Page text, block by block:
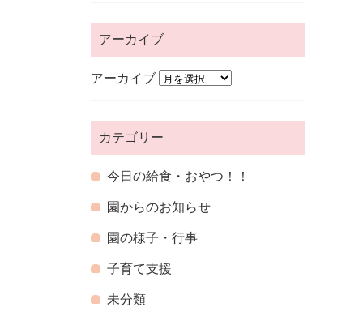
アーカイブ
アーカイブ
カテゴリー
今日の給食・おやつ！！
園からのお知らせ
園の様子・行事
子育て支援
未分類